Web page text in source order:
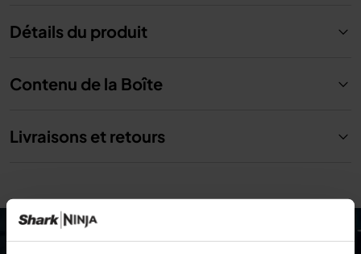
Détails du produit
Contenu de la Boîte
Livraisons et retours